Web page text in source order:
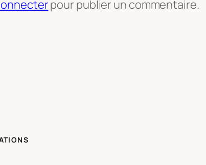
pour publier un commentaire.